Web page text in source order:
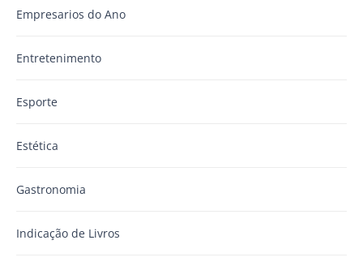
Empresarios do Ano
Entretenimento
Esporte
Estética
Gastronomia
Indicação de Livros